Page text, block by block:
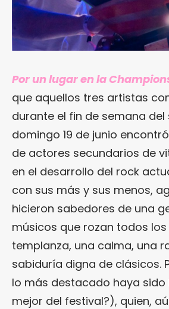
Por un lugar en la
que aquellos tres artistas
durante el fin de semana del
domingo 19 de junio
de actores secundarios de
en el desarrollo del rock
con sus más y sus menos,
hicieron sabedores de una
músicos que rozan todos
templanza, una calma, una
sabiduría digna de clásicos.
lo más destacado haya sido
mejor del festival?), quien,